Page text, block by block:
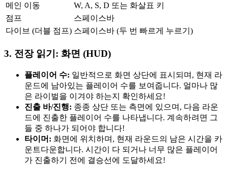
메인 이동
W, A, S, D 또는 화살표 키
점프
스페이스바
다이브 (더블 점프) 스페이스바 (두 번 빠르게 누르기)
3. 전장 읽기: 화면 (HUD)
플레이어 수: 일반적으로 화면 상단에 표시되며, 현재 라
운드에 남아있는 플레이어 수를 보여줍니다. 얼마나 많
은 라이벌을 이겨야 하는지 확인하세요!
진출 바/진행: 종종 상단 또는 측면에 있으며, 다음 라운
드에 진출한 플레이어 수를 나타냅니다. 계속하려면 그
들 중 하나가 되어야 합니다!
타이머: 화면에 위치하며, 현재 라운드의 남은 시간을 카
운트다운합니다. 시간이 다 되거나 너무 많은 플레이어
가 진출하기 전에 결승선에 도달하세요!